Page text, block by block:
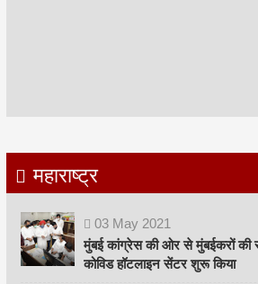
महाराष्ट्र
03 May 2021
मुंबई कांग्रेस की ओर से मुंबईकरों की
कोविड हॉटलाइन सेंटर शुरू किया